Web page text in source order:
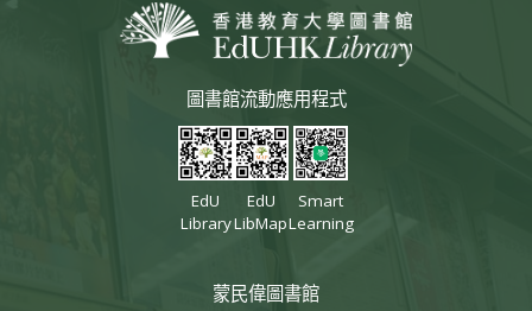
圖書館流動應用程式
EdU
Library
EdU
LibMap
Smart
Learning
蒙民偉圖書館